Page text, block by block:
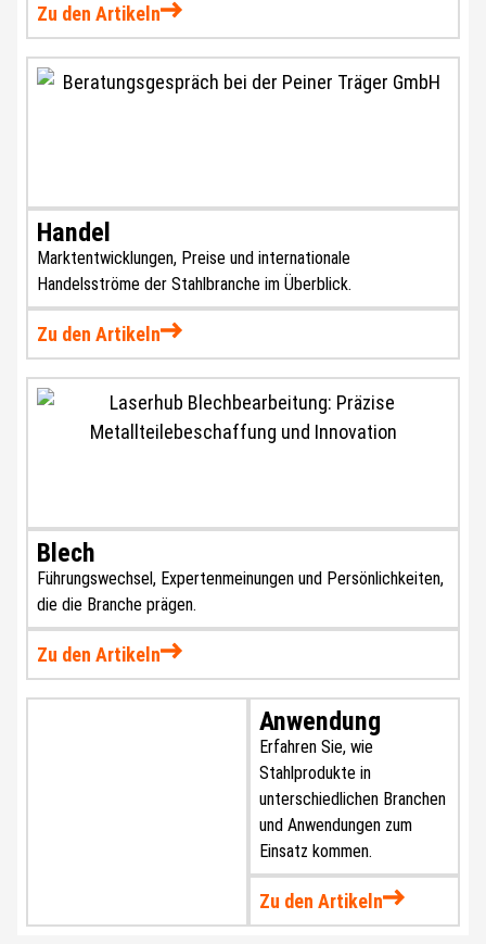
Zu den Artikeln
Handel
Marktentwicklungen, Preise und internationale
Handelsströme der Stahlbranche im Überblick.
Zu den Artikeln
Blech
Führungswechsel, Expertenmeinungen und Persönlichkeiten,
die die Branche prägen.
Zu den Artikeln
Anwendung
Erfahren Sie, wie
Stahlprodukte in
unterschiedlichen Branchen
und Anwendungen zum
Einsatz kommen.
Zu den Artikeln